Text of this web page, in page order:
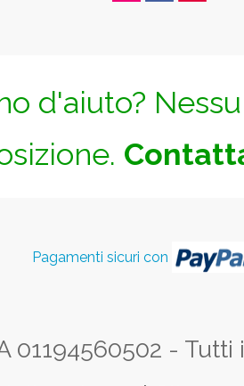
d'aiuto?
Pagamenti sicuri con
01194560502 -